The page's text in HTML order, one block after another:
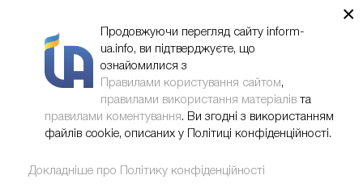
×
Продовжуючи перегляд сайту inform-
ua.info, ви підтверджуєте, що
ознайомилися з
Правилами користування сайтом,
правилами використання матеріалів та
правилами коментування. Ви згодні з використанням
файлів cookie, описаних у Політиці конфіденційності.
Докладніше про Політику конфіденційності